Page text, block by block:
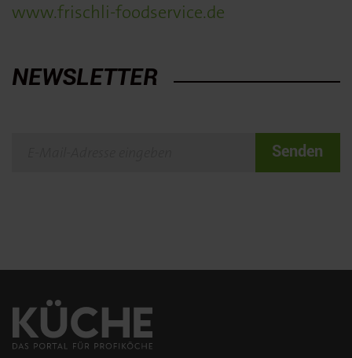
www.frischli-foodservice.de
NEWSLETTER
Senden